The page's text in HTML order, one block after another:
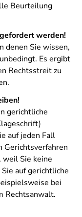
Beurteilung
werden!
denen Sie wissen,
Es ergibt
Rechtsstreit zu
gerichtliche
auf jeden Fall
Gerichtsverfahren
Sie keine
auf gerichtliche
bei
Rechtsanwalt.